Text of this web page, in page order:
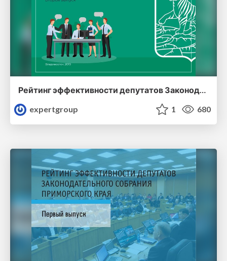
Рейтинг эффективности депутатов Законодательного Собрания Приморского края (второй выпуск)
expertgroup
1 680